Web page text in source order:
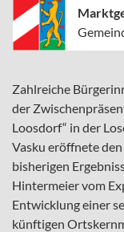
Zahlreiche
der
Loosdorf“ in der
Vasku eröffnete
bisherigen
Hintermeier vom
Entwicklung einer
künftigen